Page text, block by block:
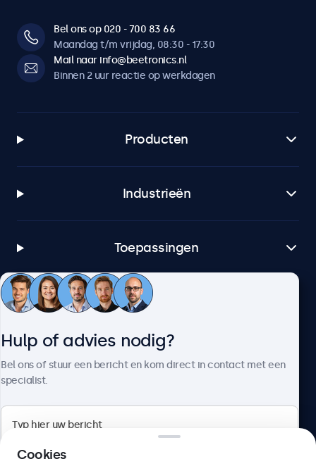
Bel ons op 020 - 700 83 66
Maandag t/m vrijdag, 08:30 - 17:30
Mail naar info@beetronics.nl
Binnen 2 uur reactie op werkdagen
Producten
Industrieën
Toepassingen
Klantenservice
Hulp of advies nodig?
Bel ons of stuur een bericht en kom direct in contact met een
specialist.
Cookies